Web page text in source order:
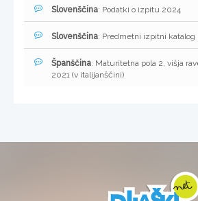
Slovenščina: Podatki o izpitu 2024
Slovenščina: Predmetni izpitni
Španščina: Maturitetna pola 2, višja
2021 (v italijanščini)